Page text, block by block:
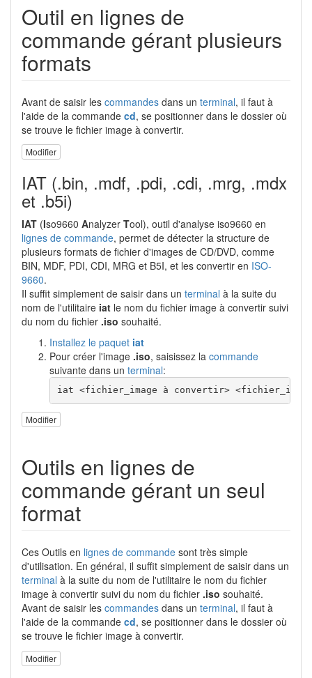
Outil en lignes de
commande gérant plusieurs
formats
Avant de saisir les commandes dans un terminal, il faut à
l'aide de la commande cd, se positionner dans le dossier où
se trouve le fichier image à convertir.
Modifier
IAT (.bin, .mdf, .pdi, .cdi, .mrg, .mdx
et .b5i)
IAT (Iso9660 Analyzer Tool), outil d'analyse iso9660 en
lignes de commande, permet de détecter la structure de
plusieurs formats de fichier d'images de CD/DVD, comme
BIN, MDF, PDI, CDI, MRG et B5I, et les convertir en ISO-
9660.
Il suffit simplement de saisir dans un terminal à la suite du
nom de l'utilitaire iat le nom du fichier image à convertir suivi
du nom du fichier .iso souhaité.
Installez le paquet iat
Pour créer l'image .iso, saisissez la commande
suivante dans un terminal:
iat <fichier_image à convertir>
Modifier
Outils en lignes de
commande gérant un seul
format
Ces Outils en lignes de commande sont très simple
d'utilisation. En général, il suffit simplement de saisir dans un
terminal à la suite du nom de l'utilitaire le nom du fichier
image à convertir suivi du nom du fichier .iso souhaité.
Avant de saisir les commandes dans un terminal, il faut à
l'aide de la commande cd, se positionner dans le dossier où
se trouve le fichier image à convertir.
Modifier